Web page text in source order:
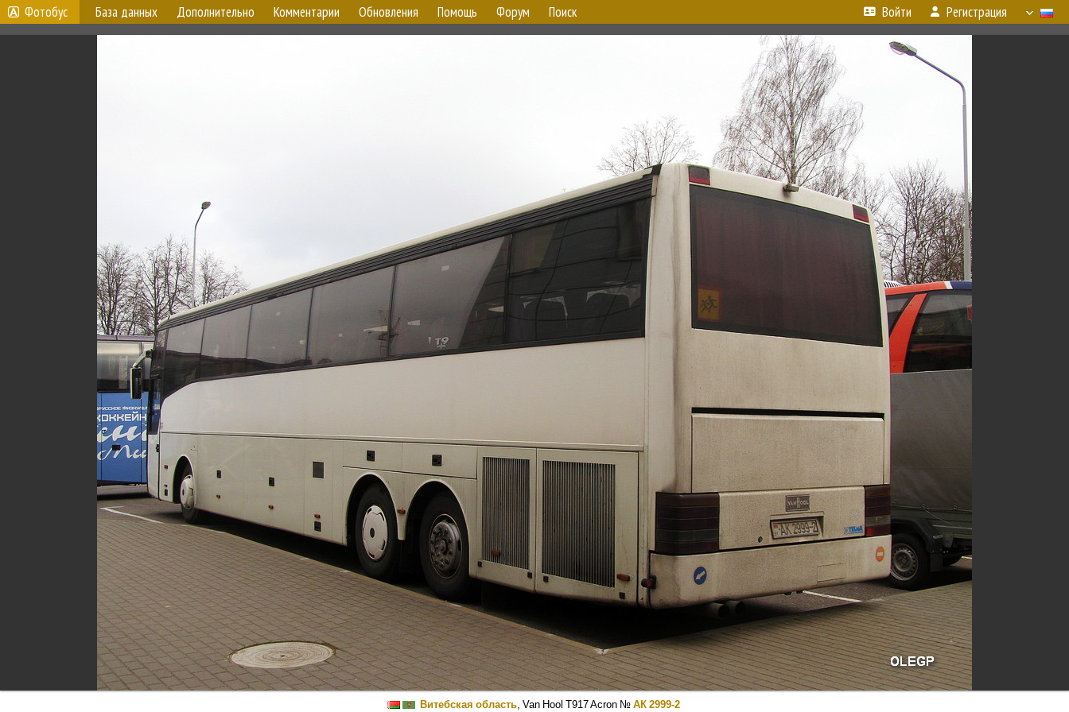
Фотобус База данных Дополнительно Комментарии Обновления Помощь Форум Поиск Войти Регистрация
Витебская область, Van Hool T917 Acron№ АК 2999-2